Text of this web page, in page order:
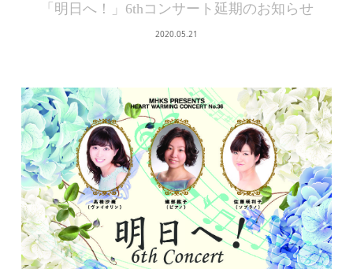
「明日へ！」6thコンサート延期のお知らせ
2020.05.21